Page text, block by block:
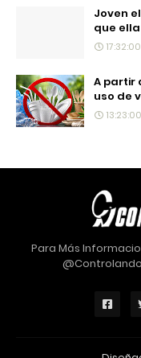
Joven
que
17:32:00
A partir
uso de
13:23:00
Para Más